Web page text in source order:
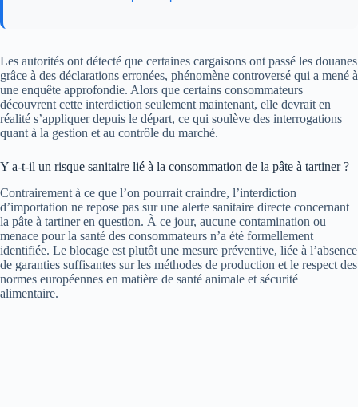
Les autorités ont détecté que certaines cargaisons ont passé les douanes
grâce à des déclarations erronées, phénomène controversé qui a mené à
une enquête approfondie. Alors que certains consommateurs
découvrent cette interdiction seulement maintenant, elle devrait en
réalité s’appliquer depuis le départ, ce qui soulève des interrogations
quant à la gestion et au contrôle du marché.
Y a-t-il un risque sanitaire lié à la consommation de la pâte à tartiner ?
Contrairement à ce que l’on pourrait craindre, l’interdiction
d’importation ne repose pas sur une alerte sanitaire directe concernant
la pâte à tartiner en question. À ce jour, aucune contamination ou
menace pour la santé des consommateurs n’a été formellement
identifiée. Le blocage est plutôt une mesure préventive, liée à l’absence
de garanties suffisantes sur les méthodes de production et le respect des
normes européennes en matière de santé animale et sécurité
alimentaire.